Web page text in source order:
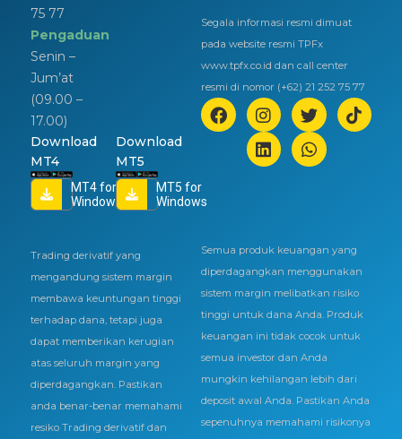
75 77
Pengaduan
Senin –
Jum’at
(09.00 –
17.00)
Download
MT4
MT4 for
Windows
Download
MT5
MT5 for
Windows
Segala informasi resmi dimuat
pada website resmi TPFx
www.tpfx.co.id dan call center
resmi di nomor (+62) 21 252 75 77
Trading derivatif yang
mengandung sistem margin
membawa keuntungan tinggi
terhadap dana, tetapi juga
dapat memberikan kerugian
atas seluruh margin yang
diperdagangkan. Pastikan
anda benar-benar memahami
resiko Trading derivatif dan
Semua produk keuangan yang
diperdagangkan menggunakan
sistem margin melibatkan risiko
tinggi untuk dana Anda. Produk
keuangan ini tidak cocok untuk
semua investor dan Anda
mungkin kehilangan lebih dari
deposit awal Anda. Pastikan Anda
sepenuhnya memahami risikonya